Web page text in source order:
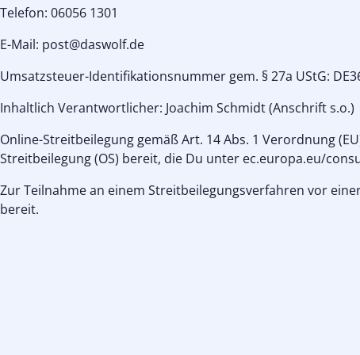
Telefon: 06056 1301
E-Mail: post@daswolf.de
Umsatzsteuer-Identifikationsnummer gem. § 27a UStG:
Inhaltlich Verantwortlicher: Joachim Schmidt (Anschrift s.o.)
Online-Streitbeilegung gemäß Art. 14 Abs. 1 Verordnung
Streitbeilegung (OS) bereit, die Du unter ec.europa.eu/
Zur Teilnahme an einem Streitbeilegungsverfahren vor
bereit.